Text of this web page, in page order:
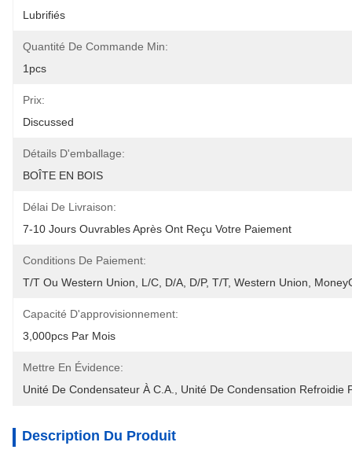
Lubrifiés
Quantité De Commande Min:
1pcs
Prix:
Discussed
Détails D'emballage:
BOÎTE EN BOIS
Délai De Livraison:
7-10 Jours Ouvrables Après Ont Reçu Votre Paiement
Conditions De Paiement:
T/T Ou Western Union, L/C, D/A, D/P, T/T, Western Union,
Capacité D'approvisionnement:
3,000pcs Par Mois
Mettre En Évidence:
Unité De Condensateur À C.A.
Unité De Condensation Refroidie
Description Du Produit